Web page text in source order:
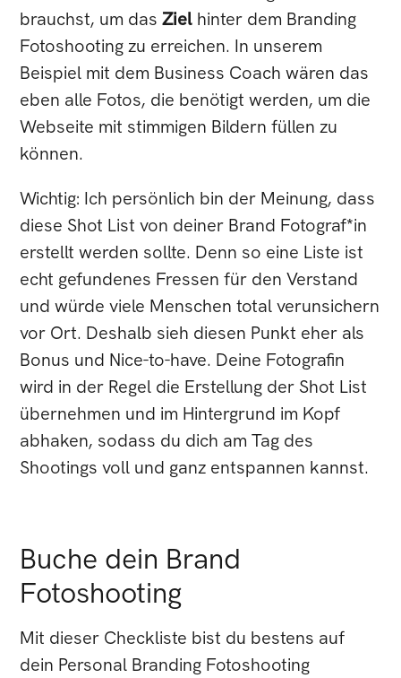
brauchst, um dasZiel hinter dem Branding
Fotoshooting zu erreichen. In unserem
Beispiel mit dem Business Coach wären das
eben alle Fotos, die benötigt werden, um die
Webseite mit stimmigen Bildern füllen zu
können.
Wichtig: Ich persönlich bin der Meinung, dass
diese Shot List von deiner Brand Fotograf*in
erstellt werden sollte. Denn so eine Liste ist
echt gefundenes Fressen für den Verstand
und würde viele Menschen total verunsichern
vor Ort. Deshalb sieh diesen Punkt eher als
Bonus und Nice-to-have. Deine Fotografin
wird in der Regel die Erstellung der Shot List
übernehmen und im Hintergrund im Kopf
abhaken, sodass du dich am Tag des
Shootings voll und ganz entspannen kannst.
Buche dein Brand
Fotoshooting
Mit dieser Checkliste bist du bestens auf
dein Personal Branding Fotoshooting